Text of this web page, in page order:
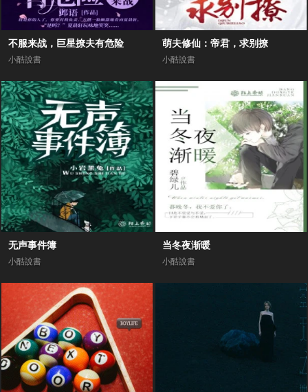
不服来战，巨星撩夫有危险
小酷說書
萌夫修仙：帝君，求别撩
小酷說書
无声事件簿
小酷說書
当冬夜渐暖
小酷說書